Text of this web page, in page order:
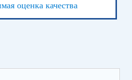
оценка качества